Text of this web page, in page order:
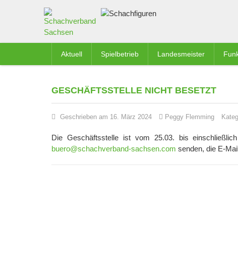
Aktuell Spielbetrieb Landesmeister
GESCHÄFTSSTELLE NICHT BESETZT
Geschrieben am 16. März 2024 Peggy Flemming
Die Geschäftsstelle ist vom 25.03. bis
buero@schachverband-sachsen.com senden, die E-